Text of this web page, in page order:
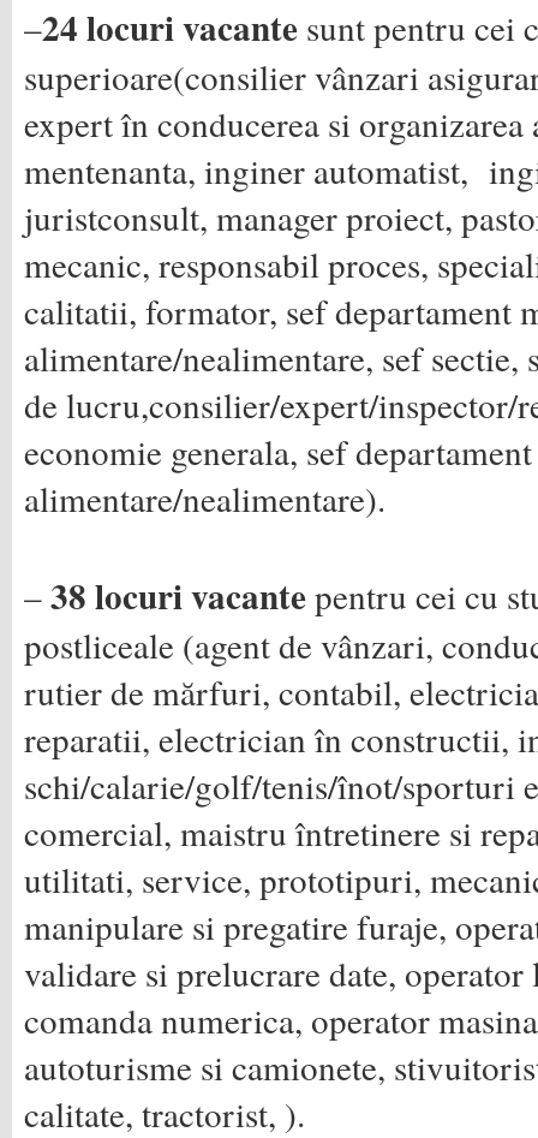
–24locuri vacante sunt pentru cei
superioare(consilier vânzari
expert în conducerea si
mentenanta, inginer automatist,
juristconsult, manager proiect,
mecanic, responsabil proces,
calitatii, formator, sef departament
alimentare/nealimentare, sef sectie,
de lucru,consilier/expert/inspector/
economie generala, sef
alimentare/nealimentare).
–38 locuri vacantepentru cei cu
postliceale (agent de vânzari,
rutier de mărfuri, contabil,
reparatii, electrician în constructii,
schi/calarie/golf/tenis/înot/sporturi
comercial, maistru întretinere si
utilitati, service, prototipuri,
manipulare si pregatire furaje,
validare si prelucrare date,
comanda numerica, operator
autoturisme si camionete,
calitate, tractorist, ).